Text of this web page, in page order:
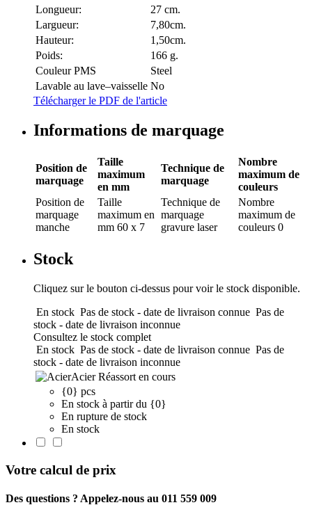
Longueur:
27 cm.
Largueur:
7,80cm.
Hauteur:
1,50cm.
Poids:
166 g.
Couleur PMS
Steel
Lavable au lave–vaisselle No
Télécharger le PDF de l'article
Informations de marquage
Position de
marquage
Taille
maximum
en mm
Technique de
marquage
Nombre
maximum de
couleurs
Position de
marquage
manche
Taille
maximum en
mm 60 x 7
Technique de
marquage
gravure laser
Nombre
maximum de
couleurs 0
Stock
Cliquez sur le bouton ci-dessus pour voir le stock disponible.
En stock Pas de stock - date de livraison connue Pas de
stock - date de livraison inconnue
Consultez le stock complet
En stock Pas de stock - date de livraison connue Pas de
stock - date de livraison inconnue
Acier Réassort en cours
{0} pcs
En stock à partir du {0}
En rupture de stock
En stock
Votre calcul de prix
Des questions ? Appelez-nous au 011 559 009